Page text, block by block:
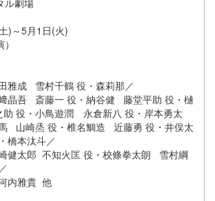
)～5月1日(火)
雅成 雪村千鶴 役・森莉那／
晶吾 斎藤一 役・納谷健 藤堂平助 役・樋
役・小鳥遊潤 永倉新八 役・岸本勇太
山崎烝 役・椎名鯛造 近藤勇 役・井俣太
橋本汰斗／
健太郎 不知火匡 役・校條拳太朗 雪村綱
内雅貴 他